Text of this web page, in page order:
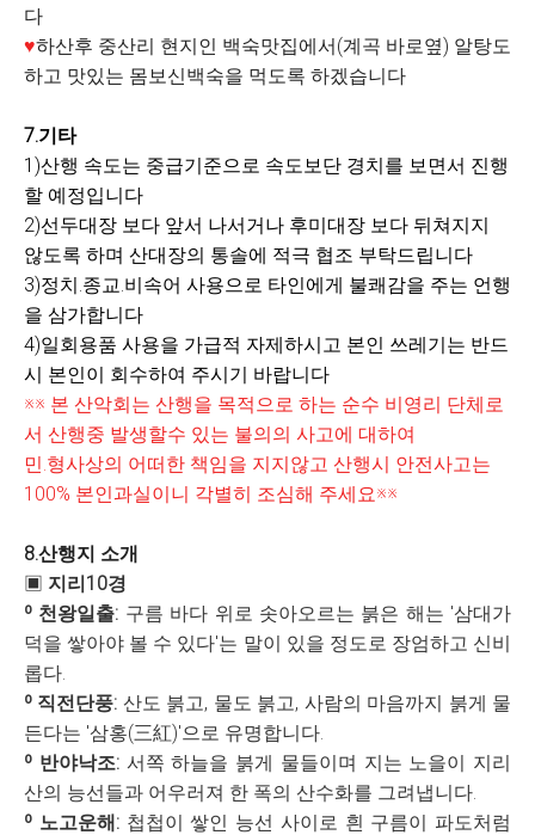
다
♥하산후 중산리 현지인 백숙맛집에서(계곡 바로옆) 알탕도
하고 맛있는 몸보신백숙을 먹도록 하겠습니다
7.기타
1)산행 속도는 중급기준으로 속도보단 경치를 보면서 진행
할 예정입니다
2)선두대장 보다 앞서 나서거나 후미대장 보다 뒤쳐지지
않도록 하며 산대장의 통솔에 적극 협조 부탁드립니다
3)정치.종교.비속어 사용으로 타인에게 불쾌감을 주는 언행
을 삼가합니다
4)일회용품 사용을 가급적 자제하시고 본인 쓰레기는 반드
시 본인이 회수하여 주시기 바랍니다
※※ 본 산악회는 산행을 목적으로 하는 순수 비영리 단체로
서 산행중 발생할수 있는 불의의 사고에 대하여
민.형사상의 어떠한 책임을 지지않고 산행시 안전사고는
100% 본인과실이니 각별히 조심해 주세요※※
8.산행지 소개
▣ 지리10경
º 천왕일출: 구름 바다 위로 솟아오르는 붉은 해는 '삼대가
덕을 쌓아야 볼 수 있다'는 말이 있을 정도로 장엄하고 신비
롭다.
º 직전단풍: ​​산도 붉고, 물도 붉고, 사람의 마음까지 붉게 물
든다는 '삼홍(三紅)'으로 유명합니다.
º 반야낙조: 서쪽 하늘을 붉게 물들이며 지는 노을이 지리
산의 능선들과 어우러져 한 폭의 산수화를 그려냅니다.
º 노고운해: 첩첩이 쌓인 능선 사이로 흰 구름이 파도처럼